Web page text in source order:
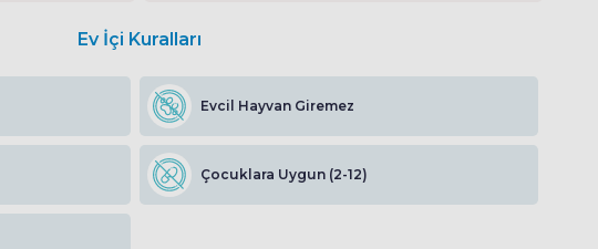
Ev İçi Kuralları
Evcil Hayvan Giremez
Çocuklara Uygun (2-12)